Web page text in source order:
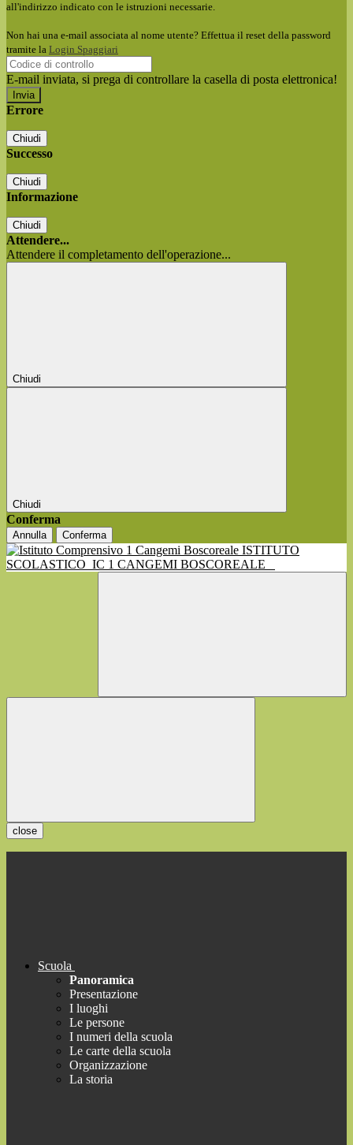
all'indirizzo indicato con le istruzioni necessarie.
Non hai una e-mail associata al nome utente? Effettua il reset della password
tramite la Login Spaggiari
E-mail inviata, si prega di controllare la casella di posta elettronica!
Errore
Chiudi
Successo
Chiudi
Informazione
Chiudi
Attendere...
Attendere il completamento dell'operazione...
Chiudi
Chiudi
Conferma
Annulla Conferma
ISTITUTO
SCOLASTICO IC 1 CANGEMI BOSCOREALE
close
Scuola
Panoramica
Presentazione
I luoghi
Le persone
I numeri della scuola
Le carte della scuola
Organizzazione
La storia